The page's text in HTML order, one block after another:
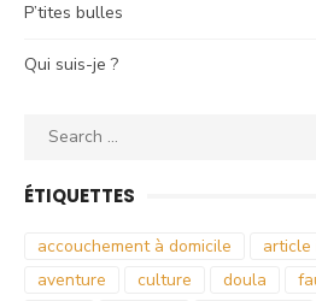
P’tites bulles
Qui suis-je ?
Search
ÉTIQUETTES
accouchement à domicile
aventure
culture doula